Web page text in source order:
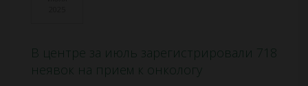
В центре за июль зарегистрировали 718
неявок на прием к онкологу